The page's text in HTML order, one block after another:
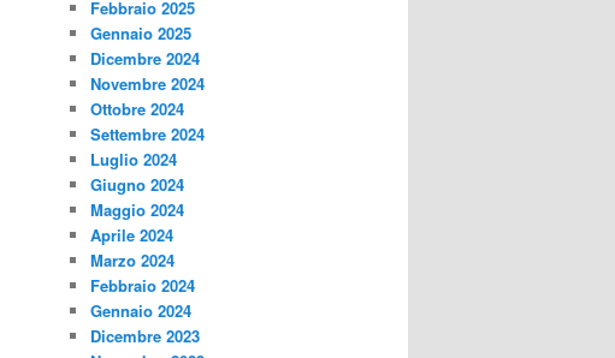
Febbraio 2025
Gennaio 2025
Dicembre 2024
Novembre 2024
Ottobre 2024
Settembre 2024
Luglio 2024
Giugno 2024
Maggio 2024
Aprile 2024
Marzo 2024
Febbraio 2024
Gennaio 2024
Dicembre 2023